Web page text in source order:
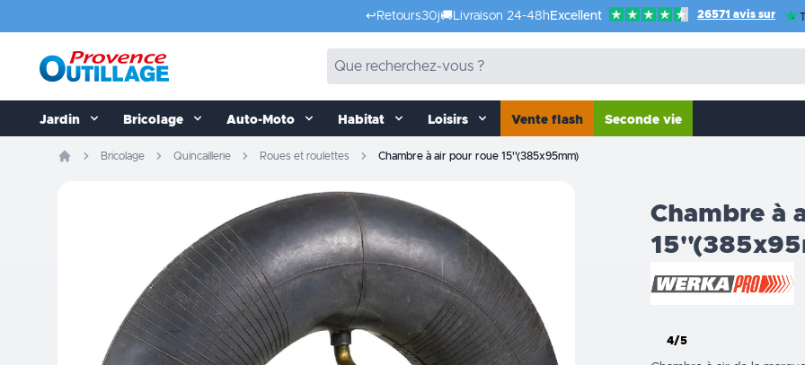
↩️ Retours30j🚚 Livraison 24-48h Excellent 26571 avis sur
Jardin Bricolage Auto-Moto Habitat Loisirs Vente flash Seconde vie
Bricolage Quincaillerie Roues et roulettes Chambre à air pour roue 15''(385x95mm)
Chambre à
4/5